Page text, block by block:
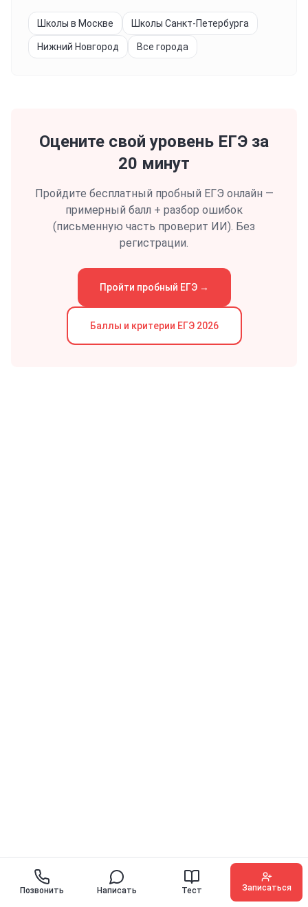
Школы в Москве Школы Санкт-Петербурга
Нижний Новгород Все города
Оцените свой уровень ЕГЭ за
20 минут
Пройдите бесплатный пробный ЕГЭ онлайн —
примерный балл + разбор ошибок
(письменную часть проверит ИИ). Без
регистрации.
Пройти пробный ЕГЭ→
Баллы и критерии ЕГЭ2026
Позвонить Написать Тест Записаться